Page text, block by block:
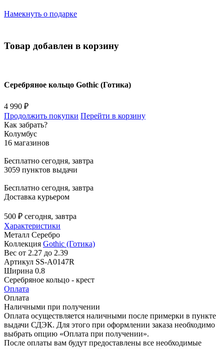
Намекнуть о подарке
Товар добавлен в корзину
Серебряное кольцо Gothic (Готика)
4 990 ₽
Продолжить покупки Перейти в корзину
Как забрать?
Колумбус
16 магазинов
Бесплатно сегодня, завтра
3059 пунктов выдачи
Бесплатно сегодня, завтра
Доставка курьером
500 ₽ сегодня, завтра
Характеристики
Металл Серебро
Коллекция Gothic (Готика)
Вес от 2.27 до 2.39
Артикул SS-A0147R
Ширина 0.8
Серебряное кольцо - крест
Оплата
Оплата
Наличными при получении
Оплата осуществляется наличными после примерки в пункте
выдачи СДЭК. Для этого при оформлении заказа необходимо
выбрать опцию «Оплата при получении».
После оплаты вам будут предоставлены все необходимые